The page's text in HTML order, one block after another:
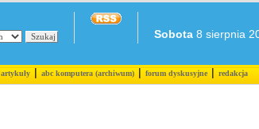
Sobota 8 sierpnia
artykuły|abc komputera (archiwum)|forum dyskusyjne|redakcja